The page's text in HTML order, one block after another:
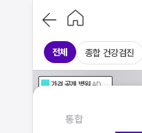
전체 종합 건강검진
가격공개 병원AD
통합